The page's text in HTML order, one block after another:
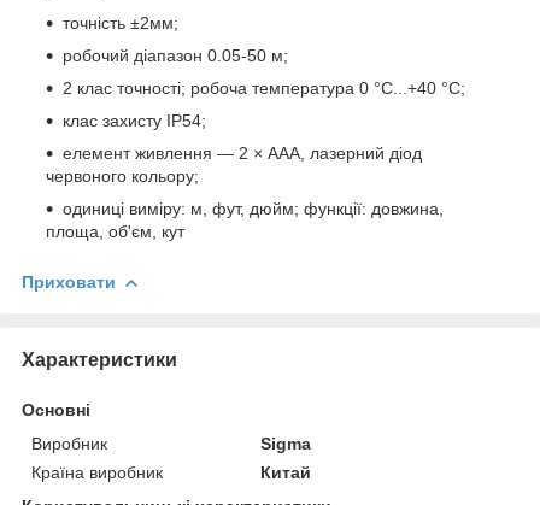
точність ±2мм;
робочий діапазон 0.05-50 м;
2 клас точності; робоча температура 0 °C...+40 °C;
клас захисту IP54;
елемент живлення — 2 × ААА, лазерний діод
червоного кольору;
одиниці виміру: м, фут, дюйм; функції: довжина,
площа, об'єм, кут
Приховати
Характеристики
Основні
Виробник
Sigma
Країна виробник
Китай